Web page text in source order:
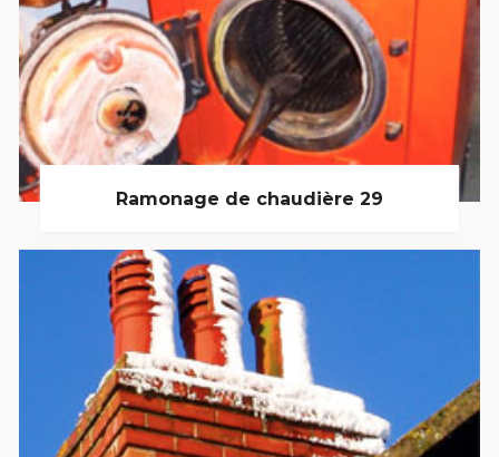
Ramonage de chaudière 29